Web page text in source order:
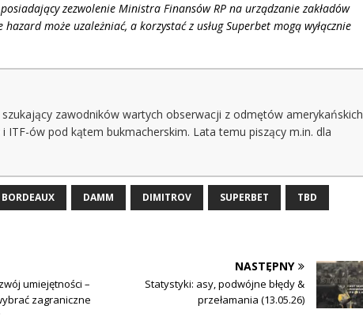
zezwolenie Ministra Finansów RP na urządzanie zakładów
może uzależniać, a korzystać z usług Superbet mogą wyłącznie
szukający zawodników wartych obserwacji z odmętów amerykańskich
ITF-ów pod kątem bukmacherskim. Lata temu piszący m.in. dla
BORDEAUX DAMM DIMITROV SUPERBET TBD
umiejętności –
zagraniczne
NASTĘPNY
Statystyki: asy, podwójne błędy &
przełamania (13.05.26)